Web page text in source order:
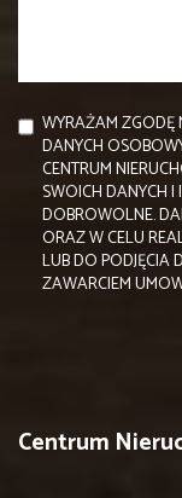
WYRAŻAM ZGODĘ
DANYCH
CENTRUM
SWOICH DANYCH I
DOBROWOLNE.
ORAZ W CELU
LUB DO PODJĘCIA
ZAWARCIEM
Centrum